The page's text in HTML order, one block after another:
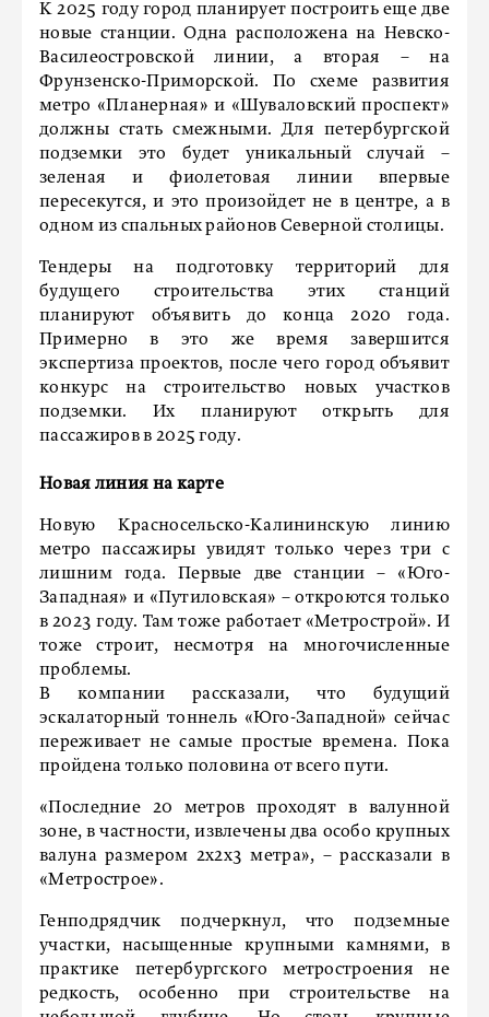
К 2025 году город планирует построить еще две
новые станции. Одна расположена на Невско-
Василеостровской линии, а вторая – на
Фрунзенско-Приморской. По схеме развития
метро «Планерная» и «Шуваловский проспект»
должны стать смежными. Для петербургской
подземки это будет уникальный случай –
зеленая и фиолетовая линии впервые
пересекутся, и это произойдет не в центре, а в
одном из спальных районов Северной столицы.
Тендеры на подготовку территорий для
будущего строительства этих станций
планируют объявить до конца 2020 года.
Примерно в это же время завершится
экспертиза проектов, после чего город объявит
конкурс на строительство новых участков
подземки. Их планируют открыть для
пассажиров в 2025 году.
Новая линия на карте
Новую Красносельско-Калининскую линию
метро пассажиры увидят только через три с
лишним года. Первые две станции – «Юго-
Западная» и «Путиловская» – откроются только
в 2023 году. Там тоже работает «Метрострой». И
тоже строит, несмотря на многочисленные
проблемы.
В компании рассказали, что будущий
эскалаторный тоннель «Юго-Западной» сейчас
переживает не самые простые времена. Пока
пройдена только половина от всего пути.
«Последние 20 метров проходят в валунной
зоне, в частности, извлечены два особо крупных
валуна размером 2х2х3 метра», – рассказали в
«Метрострое».
Генподрядчик подчеркнул, что подземные
участки, насыщенные крупными камнями, в
практике петербургского метростроения не
редкость, особенно при строительстве на